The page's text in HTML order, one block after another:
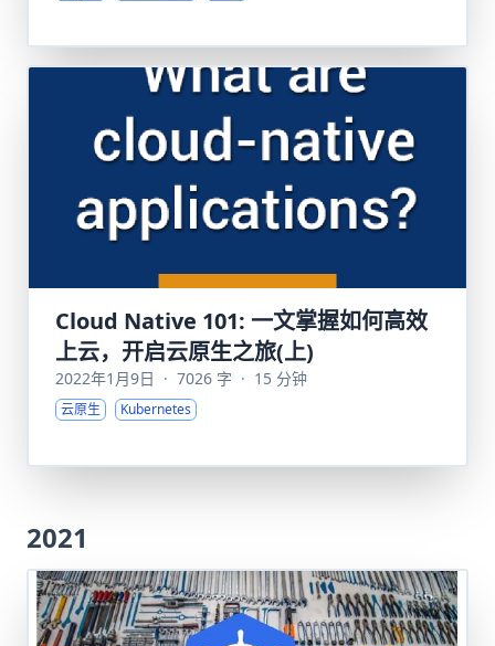
Cloud Native 101: 一文掌握如何高效
上云，开启云原生之旅(上)
2022年1月9日 · 7026 字 · 15 分钟
云原生 Kubernetes
2021